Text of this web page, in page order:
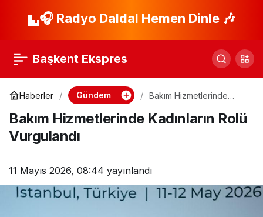
🎧 Radyo Daldal Hemen Dinle 🎶
Başkent Ekspres
Haberler Gündem
Bakım Hizmetlerinde
Vurgulandı
Bakım Hizmetlerinde Kadınların Rolü
Vurgulandı
11 Mayıs 2026, 08:44 yayınlandı
Hayvan Pazarı
Yaralı!
Paylaş